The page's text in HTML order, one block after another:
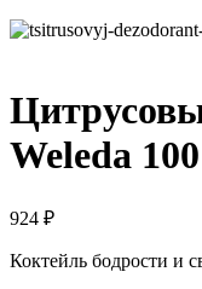
Weleda
924 ₽
Коктейль бодрости и